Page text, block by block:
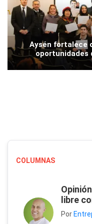
Aysén fortalece
oportunidades
COLUMNAS
libre
Por